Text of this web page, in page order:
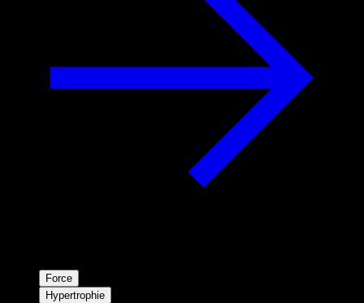
Force
Hypertrophie